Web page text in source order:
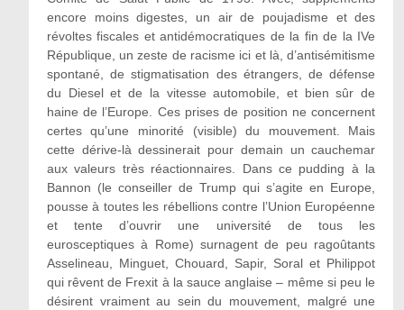
encore moins digestes, un air de poujadisme et des
révoltes fiscales et antidémocratiques de la fin de la IVe
République, un zeste de racisme ici et là, d’antisémitisme
spontané, de stigmatisation des étrangers, de défense
du Diesel et de la vitesse automobile, et bien sûr de
haine de l’Europe. Ces prises de position ne concernent
certes qu’une minorité (visible) du mouvement. Mais
cette dérive-là dessinerait pour demain un cauchemar
aux valeurs très réactionnaires. Dans ce pudding à la
Bannon (le conseiller de Trump qui s’agite en Europe,
pousse à toutes les rébellions contre l’Union Européenne
et tente d’ouvrir une université de tous les
eurosceptiques à Rome) surnagent de peu ragoûtants
Asselineau, Minguet, Chouard, Sapir, Soral et Philippot
qui rêvent de Frexit à la sauce anglaise – même si peu le
désirent vraiment au sein du mouvement, malgré une